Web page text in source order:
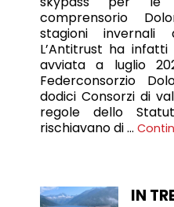
comprensorio
stagioni
L’Antitrust ha
avviata a luglio
Federconsorzio
dodici Consorzi di
regole dello
rischiavano di …
IN